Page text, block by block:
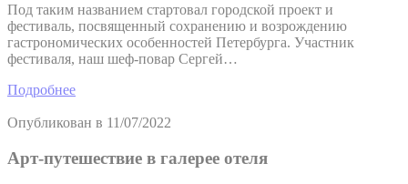
Под таким названием стартовал городской проект и
фестиваль, посвященный сохранению и возрождению
гастрономических особенностей Петербурга. Участник
фестиваля, наш шеф-повар Сергей…
Подробнее
Опубликован в 11/07/2022
Арт-путешествие в галерее отеля